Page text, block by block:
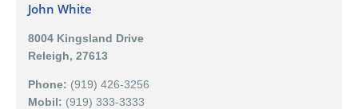
John White
8004 Kingsland Drive
Releigh, 27613
Phone: (919) 426-3256
Mobil: (919) 333-3333